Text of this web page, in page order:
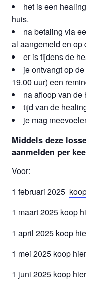
het is een
huis.
na betaling via
al aangemeld en op
er is tijdens de
je ontvangt op
19.00 uur) een
na afloop van
tijd van de
je mag
Middels deze
aanmelden per
Voor:
1 februari 2025
1 maart 2025 koop
1 april 2025 koop
1 mei 2025 koop
1 juni 2025 koop